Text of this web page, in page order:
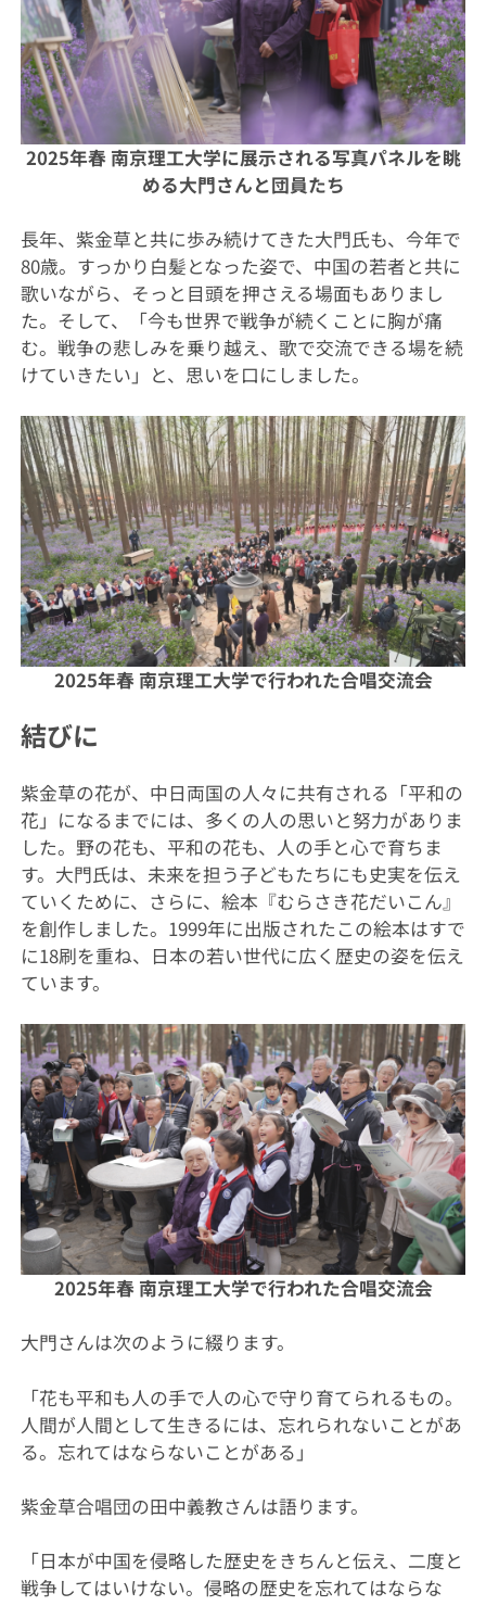
2025年春 南京理工大学に展示される写真パネルを眺
める大門さんと団員たち
長年、紫金草と共に歩み続けてきた大門氏も、今年で
80歳。すっかり白髪となった姿で、中国の若者と共に
歌いながら、そっと目頭を押さえる場面もありまし
た。そして、「今も世界で戦争が続くことに胸が痛
む。戦争の悲しみを乗り越え、歌で交流できる場を続
けていきたい」と、思いを口にしました。
2025年春 南京理工大学で行われた合唱交流会
結びに
紫金草の花が、中日両国の人々に共有される「平和の
花」になるまでには、多くの人の思いと努力がありま
した。野の花も、平和の花も、人の手と心で育ちま
す。大門氏は、未来を担う子どもたちにも史実を伝え
ていくために、さらに、絵本『むらさき花だいこん』
を創作しました。1999年に出版されたこの絵本はすで
に18刷を重ね、日本の若い世代に広く歴史の姿を伝え
ています。
2025年春 南京理工大学で行われた合唱交流会
大門さんは次のように綴ります。
「花も平和も人の手で人の心で守り育てられるもの。
人間が人間として生きるには、忘れられないことがあ
る。忘れてはならないことがある」
紫金草合唱団の田中義教さんは語ります。
「日本が中国を侵略した歴史をきちんと伝え、二度と
戦争してはいけない。侵略の歴史を忘れてはならな